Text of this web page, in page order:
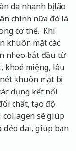
da nhanh bị lão
chính nữa đó là
cơ thể. Khi
khuôn mặt các
nheo bắt đầu từ
khoé miệng, lâu
khuôn mặt bị
dụng kết nối
chất, tạo độ
collagen sẽ giúp
dẻo dai, giúp bạn